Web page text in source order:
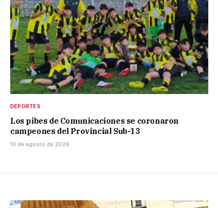
DEPORTES
Los pibes de Comunicaciones se coronaron
campeones del Provincial Sub-13
10 de agosto de 2026